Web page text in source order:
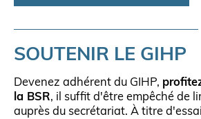
SOUTENIR LE GIHP
Devenez adhérent du GIHP,
la BSR, il suffit d'être empêché de
auprès du secrétariat. À titre